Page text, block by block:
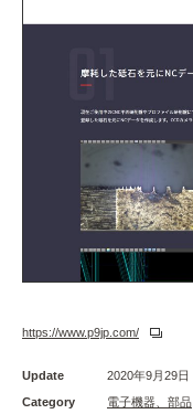
https://www.p9jp.com/
Update
2020年9月29日
Category
電子機器、部品